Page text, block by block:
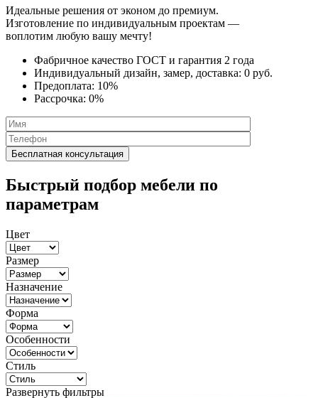
Идеальные решения от эконом до премиум.
Изготовление по индивидуальным проектам —
воплотим любую вашу мечту!
Фабричное качество ГОСТ и гарантия 2 года
Индивидуальный дизайн, замер, доставка: 0 руб.
Предоплата: 10%
Рассрочка: 0%
Быстрый подбор мебели по
параметрам
Цвет
Размер
Назначение
Форма
Особенности
Стиль
Развернуть фильтры